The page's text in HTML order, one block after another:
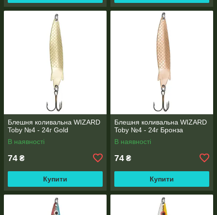
Блешня коливальна WIZARD
Toby №4 - 24г Gold
В наявності
74 ₴
Купити
Блешня коливальна WIZARD
Toby №4 - 24г Бронза
В наявності
74 ₴
Купити